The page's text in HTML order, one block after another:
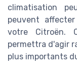
climatisation
peuvent
votre Citroën.
permettra d'agir
plus importants